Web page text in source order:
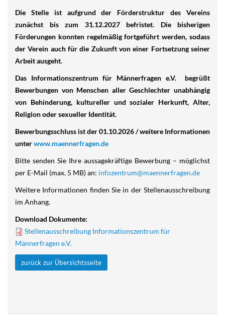
Die Stelle ist aufgrund der Förderstruktur des Vereins
zunächst bis zum 31.12.2027 befristet. Die bisherigen
Förderungen konnten regelmäßig fortgeführt werden, sodass
der Verein auch für die Zukunft von einer Fortsetzung seiner
Arbeit ausgeht.
Das Informationszentrum für Männerfragen e.V. begrüßt
Bewerbungen von Menschen aller Geschlechter unabhängig
von Behinderung, kultureller und sozialer Herkunft, Alter,
Religion oder sexueller Identität.
Bewerbungsschluss ist der 01.10.2026 / weitere Informationen
unterwww.maennerfragen.de
Bitte senden Sie Ihre aussagekräftige Bewerbung – möglichst
per E-Mail (max. 5 MB) an: infozentrum@maennerfragen.de
Weitere Informationen finden Sie in der Stellenausschreibung
im Anhang.
Download Dokumente:
Stellenausschreibung Informationszentrum für
Männerfragen e.V.
zurück zur Übersichtsseite